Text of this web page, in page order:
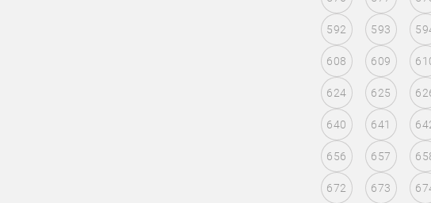
592 593
608 609
624 625
640 641
656 657
672 673